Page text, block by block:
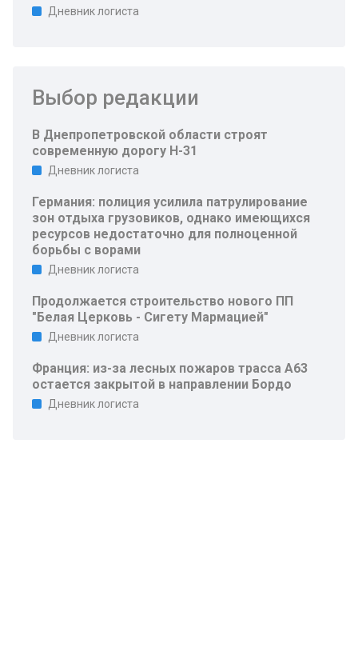
Дневник логиста
Выбор редакции
В Днепропетровской области строят
современную дорогу Н-31
Дневник логиста
Германия: полиция усилила патрулирование
зон отдыха грузовиков, однако имеющихся
ресурсов недостаточно для полноценной
борьбы с ворами
Дневник логиста
Продолжается строительство нового ПП
"Белая Церковь - Сигету Мармацией"
Дневник логиста
Франция: из-за лесных пожаров трасса A63
остается закрытой в направлении Бордо
Дневник логиста